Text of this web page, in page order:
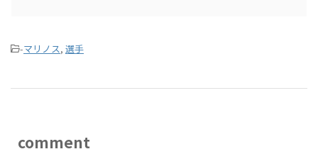
-マリノス, 選手
comment